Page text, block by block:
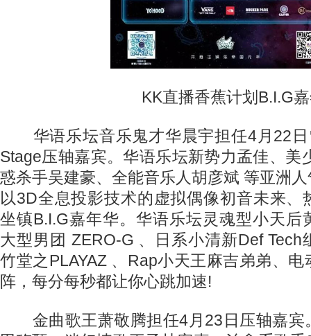
KK直播香蕉计划B.I.G嘉
华语乐坛音乐鬼才华晨宇担任4月22日
Stage压轴嘉宾。华语乐坛新势力孟佳、美
惑杀手吴建豪、全能音乐人胡彦斌 等亚洲
以3D全息投影技术的虚拟偶像初音未来、
坐镇B.I.G嘉年华。华语乐坛灵魂型小天后
大型男团 ZERO-G 、日系小清新Def Tech
竹堂之PLAYAZ 、Rap小天王麻吉弟弟、
阵，每分每秒都让你心跳加速!
金曲歌王萧敬腾担任4月23日压轴嘉宾